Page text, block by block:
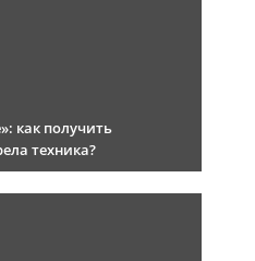
как получить
техника?